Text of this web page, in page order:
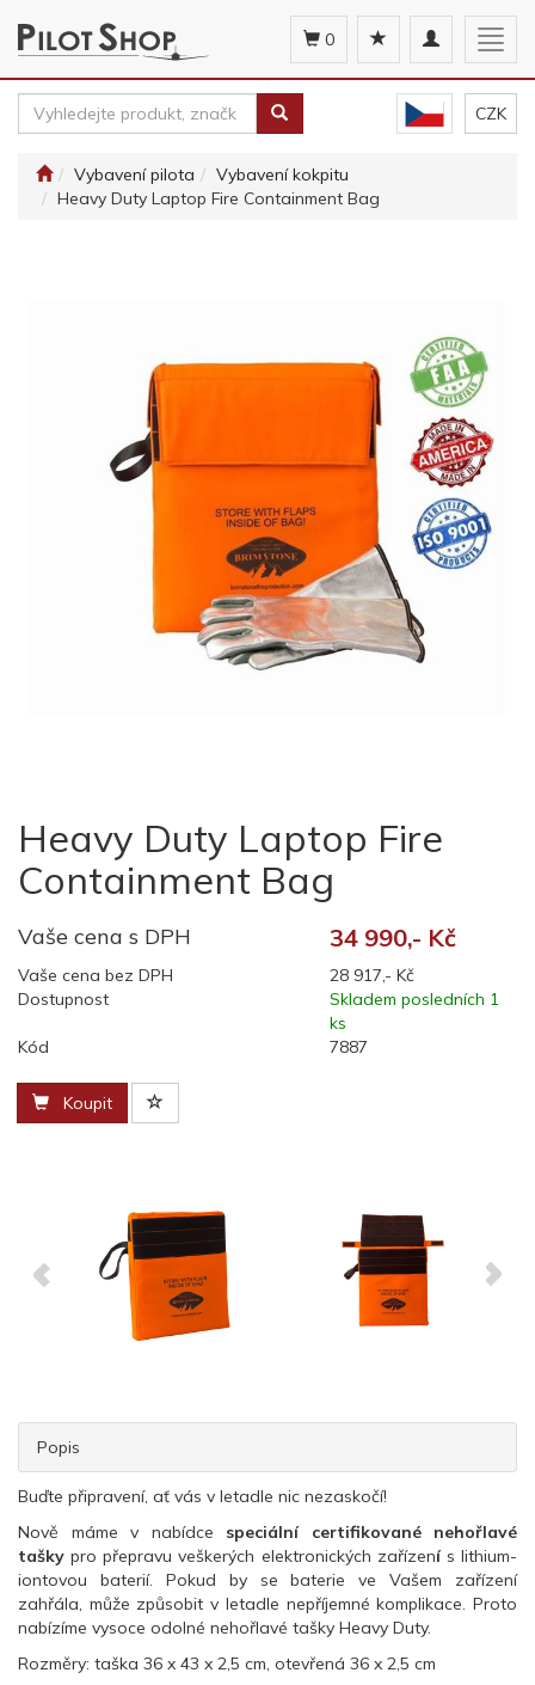
Toggle
navigation
0
CZK
Vybavení pilota
Vybavení kokpitu
Heavy Duty Laptop Fire Containment Bag
Heavy Duty Laptop Fire
Containment Bag
Vaše cena s DPH 34 990,- Kč
Vaše cena bez DPH
28 917,- Kč
Dostupnost
Skladem posledních 1
ks
Kód
7887
Koupit
Popis
Buďte připravení, ať vás v letadle nic nezaskočí!
Nově máme v nabídce speciální certifikované nehořlavé
taškypro přepravu veškerých elektronických zařízení s lithium-
iontovou baterií. Pokud by se baterie ve Vašem zařízení
zahřála, může způsobit v letadle nepříjemné komplikace. Proto
nabízíme vysoce odolné nehořlavé tašky Heavy Duty.
Rozměry: taška 36 x 43 x 2,5 cm, otevřená 36 x 2,5 cm